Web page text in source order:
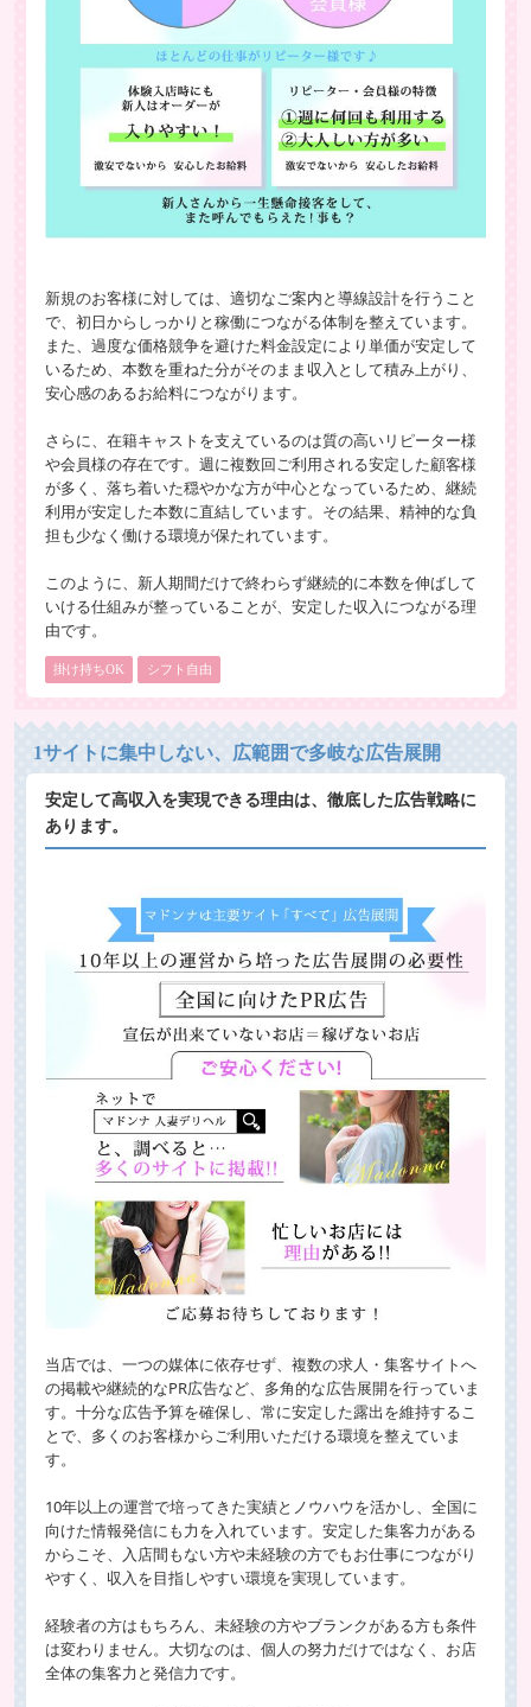
新規のお客様に対しては、適切なご案内と導線設計を行うこと
で、初日からしっかりと稼働につながる体制を整えています。
また、過度な価格競争を避けた料金設定により単価が安定して
いるため、本数を重ねた分がそのまま収入として積み上がり、
安心感のあるお給料につながります。
さらに、在籍キャストを支えているのは質の高いリピーター様
や会員様の存在です。週に複数回ご利用される安定した顧客様
が多く、落ち着いた穏やかな方が中心となっているため、継続
利用が安定した本数に直結しています。その結果、精神的な負
担も少なく働ける環境が保たれています。
このように、新人期間だけで終わらず継続的に本数を伸ばして
いける仕組みが整っていることが、安定した収入につながる理
由です。
掛け持ちOK シフト自由
1サイトに集中しない、広範囲で多岐な広告展開
安定して高収入を実現できる理由は、徹底した広告戦略に
あります。
当店では、一つの媒体に依存せず、複数の求人・集客サイトへ
の掲載や継続的なPR広告など、多角的な広告展開を行っていま
す。十分な広告予算を確保し、常に安定した露出を維持するこ
とで、多くのお客様からご利用いただける環境を整えていま
す。
10年以上の運営で培ってきた実績とノウハウを活かし、全国に
向けた情報発信にも力を入れています。安定した集客力がある
からこそ、入店間もない方や未経験の方でもお仕事につながり
やすく、収入を目指しやすい環境を実現しています。
経験者の方はもちろん、未経験の方やブランクがある方も条件
は変わりません。大切なのは、個人の努力だけではなく、お店
全体の集客力と発信力です。